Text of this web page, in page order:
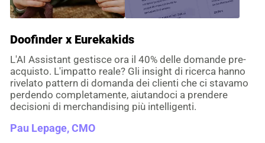
delle regole.
(programmabile); Motive reindicizza una volta ogni 24
ore.
Doofinder x Eurekakids
L'AI Assistant gestisce ora il 40% delle domande pre-
acquisto. L'impatto reale? Gli insight di ricerca hanno
rivelato pattern di domanda dei clienti che ci stavamo
perdendo completamente, aiutandoci a prendere
decisioni di merchandising più intelligenti.
Pau Lepage, CMO
Con Doofinder le ricerche senza risultati su
ClioMakeUp sono scese dal 30% all'1,4% e il CTR ha
raggiunto l'85%. Gli utenti trovano subito ciò che
cercano e scoprono prodotti correlati, vivendo
un'esperienza d'acquisto più fluida.
Clio Zammatteo, CEO